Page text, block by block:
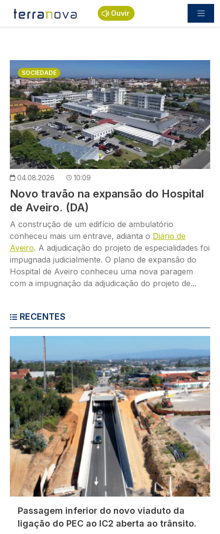
Passar para o conteúdo principal
Ouvir
Imagem
SOCIEDADE
04.08.2026 10:09
Novo travão na expansão do Hospital
de Aveiro. (DA)
A construção de um edifício de ambulatório
conheceu mais um entrave, adianta o Diário de
Aveiro. A adjudicação do projeto de especialidades foi
impugnada judicialmente. O plano de expansão do
Hospital de Aveiro conheceu uma nova paragem
com a impugnação da adjudicação do projeto de...
RECENTES
Passagem inferior do novo viaduto da
ligação do PEC ao IC2 aberta ao trânsito.